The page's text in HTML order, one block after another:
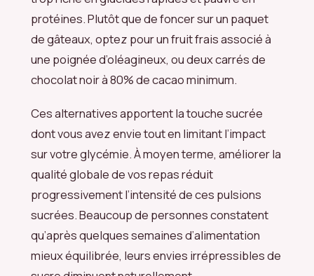
protéines. Plutôt que de foncer sur un paquet
de gâteaux, optez pour un fruit frais associé à
une poignée d’oléagineux, ou deux carrés de
chocolat noir à 80% de cacao minimum.
Ces alternatives apportent la touche sucrée
dont vous avez envie tout en limitant l’impact
sur votre glycémie. À moyen terme, améliorer la
qualité globale de vos repas réduit
progressivement l’intensité de ces pulsions
sucrées. Beaucoup de personnes constatent
qu’après quelques semaines d’alimentation
mieux équilibrée, leurs envies irrépressibles de